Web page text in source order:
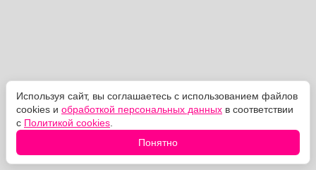
Используя сайт, вы соглашаетесь с использованием файлов
cookies и обработкой персональных данных в соответствии
с Политикой cookies
Понятно